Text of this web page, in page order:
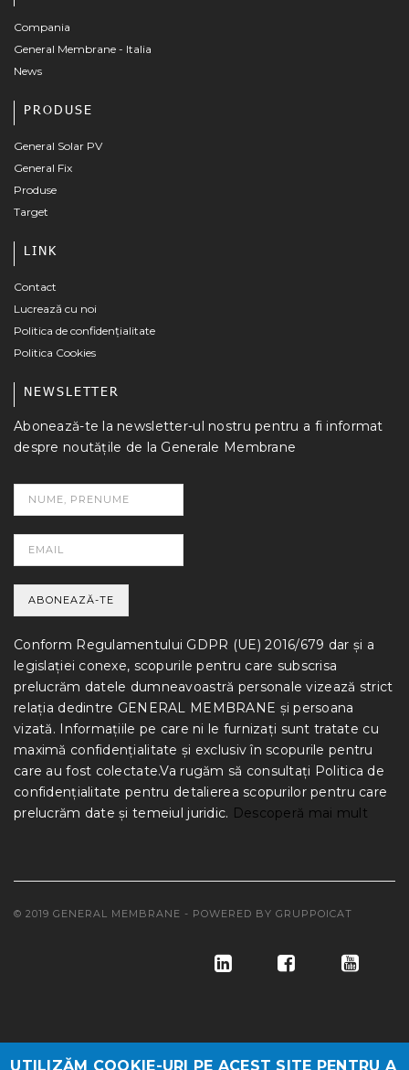
Compania
General Membrane - Italia
News
PRODUSE
General Solar PV
General Fix
Produse
Target
LINK
Contact
Lucrează cu noi
Politica de confidențialitate
Politica Cookies
NEWSLETTER
Abonează-te la newsletter-ul nostru pentru a fi informat
despre noutățile de la Generale Membrane
Conform Regulamentului GDPR (UE) 2016/679 dar și a
legislației conexe, scopurile pentru care subscrisa
prelucrăm datele dumneavoastră personale vizează strict
relația dedintre GENERAL MEMBRANE și persoana
vizată. Informațiile pe care ni le furnizați sunt tratate cu
maximă confidențialitate și exclusiv în scopurile pentru
care au fost colectate.Va rugăm să consultați Politica de
confidențialitate pentru detalierea scopurilor pentru care
prelucrăm date și temeiul juridic. Descoperă mai mult
© 2019 GENERAL MEMBRANE - POWERED BY GRUPPOICAT
UTILIZĂM COOKIE-URI PE ACEST SITE PENTRU A